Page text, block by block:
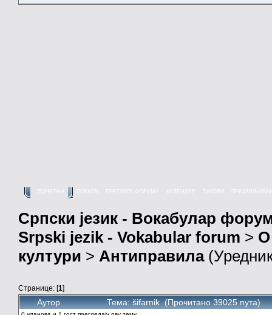
КАЛЕНДАР
Српски језик - Вокабулар
Srpski jezik - Vokabular forum > О
култури > Антиправила
Странице: [1]
Аутор Тема: šifarnik (Прочитано 39025 пута)